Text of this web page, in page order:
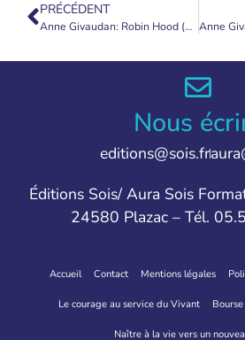
PRÉCÉDENT
Anne Givaudan: Robin Hood (audio) 24 de abril de 2023
Nous
editions@sois.fr
Éditions Sois/ Aura Sois
24580 Plazac – Tél.
Accueil Contact Mentions légales
Le courage au service du Vivant
Naître à la vie vers un